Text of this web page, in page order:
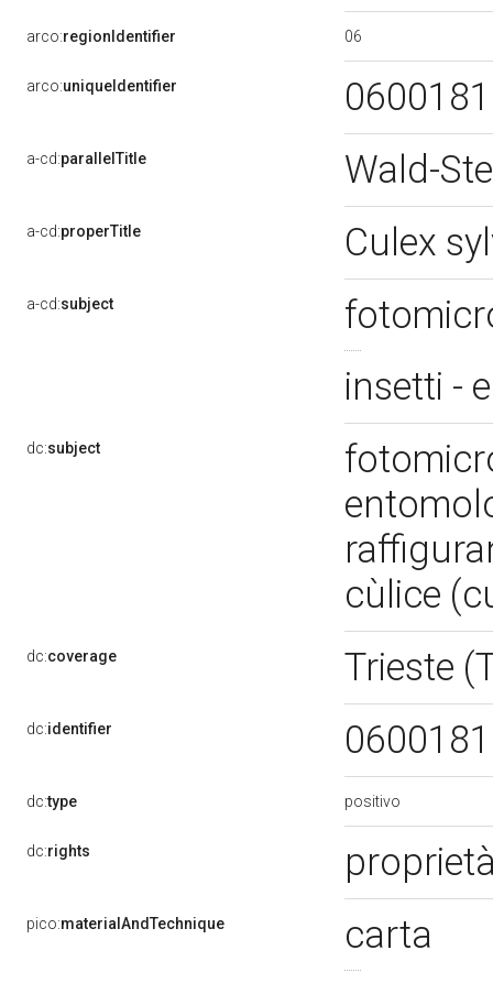
arco:regionIdentifier 06
arco:uniqueIdentifier
a-cd:parallelTitle Wald-
a-cd:properTitle Culex
a-cd:subject
insetti -
dc:subject
cùlice
dc:coverage Trieste
dc:identifier
dc:type positivo
dc:rights
pico:materialAndTechnique
carta